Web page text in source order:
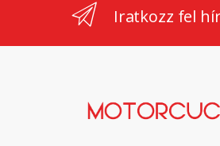
Iratkozz fel